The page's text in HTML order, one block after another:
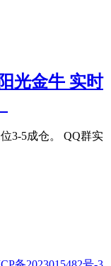
光金牛 实时
3-5成仓。 QQ群实